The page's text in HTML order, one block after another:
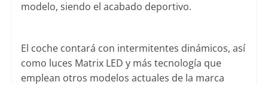
modelo, siendo el acabado deportivo.
El coche contará con intermitentes dinámicos, así
como luces Matrix LED y más tecnología que
emplean otros modelos actuales de la marca